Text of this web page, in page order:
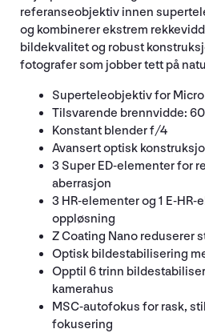
referanseobjektiv innen
og kombinerer ekstrem
bildekvalitet og robust
fotografer som jobber tett på
Superteleobjektiv for Micro
Tilsvarende brennvidde:
Konstant blender f/4
Avansert optisk
3 Super ED-elementer for
aberrasjon
3 HR-elementer og 1 E-
oppløsning
Z Coating Nano reduserer
Optisk bildestabilisering
Opptil 6 trinn
kamerahus
MSC-autofokus for rask,
fokusering